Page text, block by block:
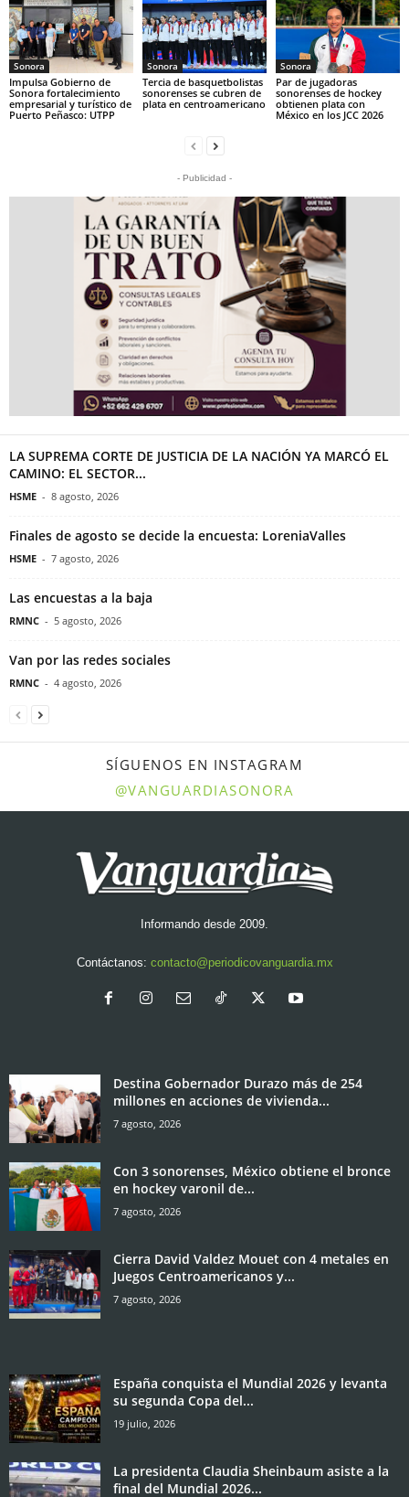
Sonora
Impulsa Gobierno de
Sonora fortalecimiento
empresarial y turístico de
Puerto Peñasco: UTPP
Sonora
Tercia de basquetbolistas
sonorenses se cubren de
plata en centroamericano
Sonora
Par de jugadoras
sonorenses de hockey
obtienen plata con
México en los JCC 2026
- Publicidad -
LA SUPREMA CORTE DE JUSTICIA DE LA NACIÓN YA MARCÓ EL
CAMINO: EL SECTOR...
HSME - 8 agosto, 2026
Finales de agosto se decide la encuesta: LoreniaValles
HSME - 7 agosto, 2026
Las encuestas a la baja
RMNC - 5 agosto, 2026
Van por las redes sociales
RMNC - 4 agosto, 2026
SÍGUENOS EN INSTAGRAM
@VANGUARDIASONORA
Informando desde 2009.
Contáctanos: contacto@periodicovanguardia.mx
Destina Gobernador Durazo más de 254
millones en acciones de vivienda...
7 agosto, 2026
Con 3 sonorenses, México obtiene el bronce
en hockey varonil de...
7 agosto, 2026
Cierra David Valdez Mouet con 4 metales en
Juegos Centroamericanos y...
7 agosto, 2026
España conquista el Mundial 2026 y levanta
su segunda Copa del...
19 julio, 2026
La presidenta Claudia Sheinbaum asiste a la
final del Mundial 2026...